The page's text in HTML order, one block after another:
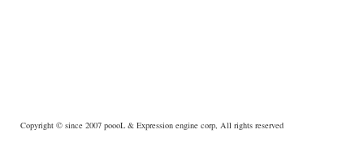
Copyright © since 2007 poooL & Expression engine corp, All rights reserved